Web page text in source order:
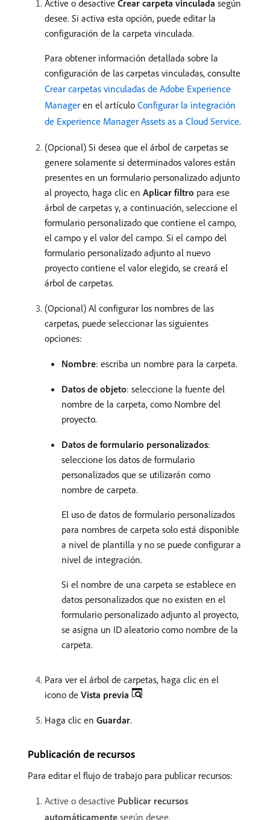
Active o desactive Crear carpeta vinculada según
desee. Si activa esta opción, puede editar la
configuración de la carpeta vinculada.
Para obtener información detallada sobre la
configuración de las carpetas vinculadas, consulte
Crear carpetas vinculadas de Adobe Experience
Manager en el artículo Configurar la integración
de Experience Manager Assets as a Cloud Service.
(Opcional) Si desea que el árbol de carpetas se
genere solamente si determinados valores están
presentes en un formulario personalizado adjunto
al proyecto, haga clic en Aplicar filtro para ese
árbol de carpetas y, a continuación, seleccione el
formulario personalizado que contiene el campo,
el campo y el valor del campo. Si el campo del
formulario personalizado adjunto al nuevo
proyecto contiene el valor elegido, se creará el
árbol de carpetas.
(Opcional) Al configurar los nombres de las
carpetas, puede seleccionar las siguientes
opciones:
Nombre: escriba un nombre para la carpeta.
Datos de objeto: seleccione la fuente del
nombre de la carpeta, como Nombre del
proyecto.
Datos de formulario personalizados:
seleccione los datos de formulario
personalizados que se utilizarán como
nombre de carpeta.
El uso de datos de formulario personalizados
para nombres de carpeta solo está disponible
a nivel de plantilla y no se puede configurar a
nivel de integración.
Si el nombre de una carpeta se establece en
datos personalizados que no existen en el
formulario personalizado adjunto al proyecto,
se asigna un ID aleatorio como nombre de la
carpeta.
Para ver el árbol de carpetas, haga clic en el
icono de Vista previa
Haga clic en Guardar.
Publicación de recursos
Para editar el flujo de trabajo para publicar recursos:
Active o desactive Publicar recursos
automáticamente según desee.